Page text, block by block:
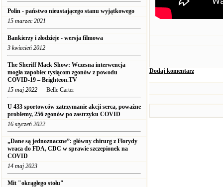
Polin - państwo nieustającego stanu wyjątkowego
15 marzec 2021
Bankierzy i złodzieje - wersja filmowa
3 kwiecień 2012
The Sheriff Mack Show: Wczesna interwencja
mogła zapobiec tysiącom zgonów z powodu
COVID-19 – Brighteon.TV
15 maj 2022 Belle Carter
U 433 sportowców zatrzymanie akcji serca, poważne
problemy, 256 zgonów po zastrzyku COVID
16 styczeń 2022
„Dane są jednoznaczne”: główny chirurg z Florydy
wraca do FDA, CDC w sprawie szczepionek na
COVID
14 maj 2023
Mit "okrągłego stołu"
Dodaj komentarz